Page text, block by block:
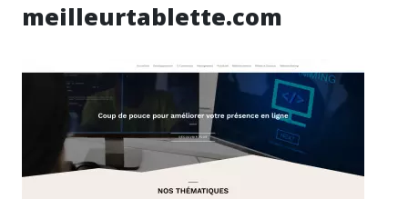
meilleurtablette.com